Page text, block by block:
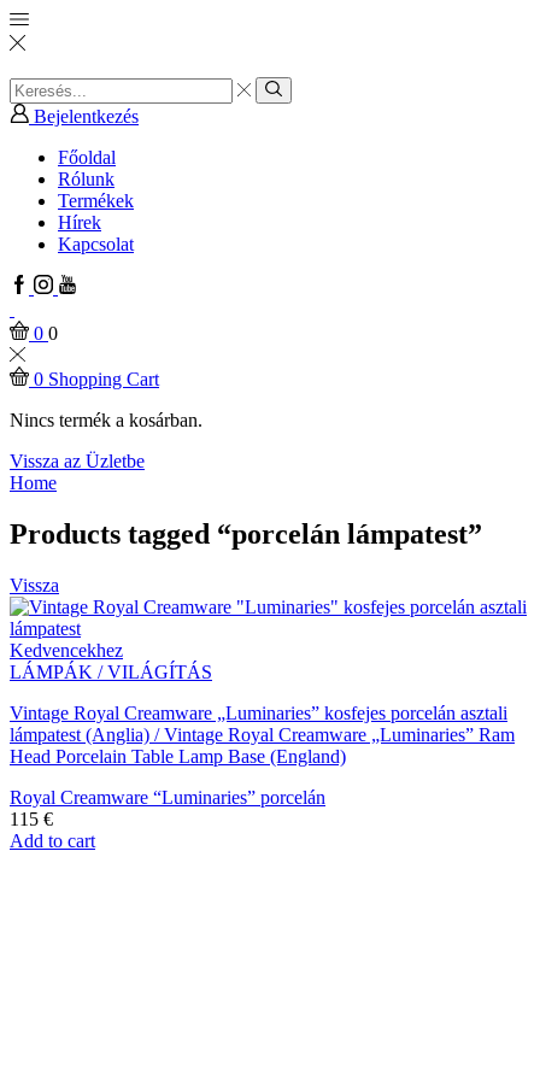
Search
input
Search
Bejelentkezés
Főoldal
Rólunk
Termékek
Hírek
Kapcsolat
Facebook
Instagram
Youtube
0 0
0 Shopping Cart
Nincs termék a kosárban.
Vissza az Üzletbe
Home
Products tagged “porcelán lámpatest”
Vissza
Kedvencekhez
LÁMPÁK / VILÁGÍTÁS
Vintage Royal Creamware „Luminaries” kosfejes porcelán asztali
lámpatest (Anglia) / Vintage Royal Creamware „Luminaries” Ram
Head Porcelain Table Lamp Base (England)
Royal Creamware “Luminaries” porcelán
115 €
Add to cart